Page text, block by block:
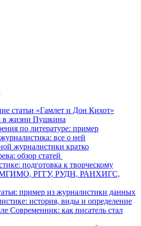
статьи «Гамлет и Дон Кихот»
в жизни Пушкина
по литературе: пример
все о ней
журналистики кратко
обзор статей
подготовка к творческому
МГИМО, РГГУ, РУДН, РАНХИГС,
пример из журналистики данных
история, виды и определение
Современник: как писатель стал